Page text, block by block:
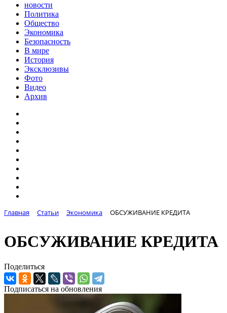
новости
Политика
Общество
Экономика
Безопасность
В мире
История
Эксклюзивы
Фото
Видео
Архив
Главная Статьи Экономика ОБСУЖИВАНИЕ КРЕДИТА
ОБСУЖИВАНИЕ КРЕДИТА
Поделиться
Подписаться на обновления